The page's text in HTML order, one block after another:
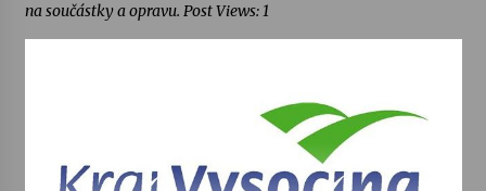
na součástky a opravu. Post Views: 1